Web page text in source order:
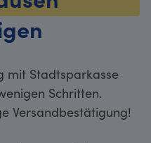
mit Stadtsparkasse
Schritten.
Versandbestätigung!